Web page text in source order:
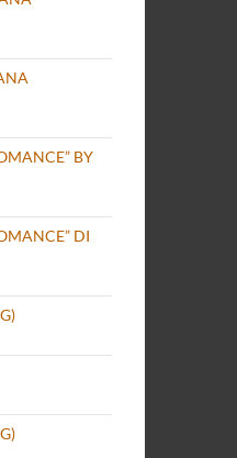
BY
DI